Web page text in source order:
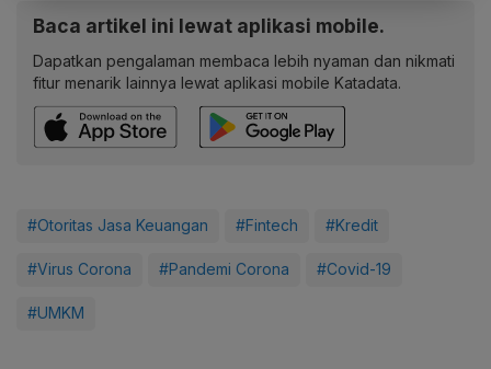
Baca artikel ini lewat aplikasi mobile.
Dapatkan pengalaman membaca lebih nyaman dan nikmati
fitur menarik lainnya lewat aplikasi mobile Katadata.
#Otoritas Jasa Keuangan #Fintech #Kredit
#Virus Corona #Pandemi Corona #Covid-19
#UMKM